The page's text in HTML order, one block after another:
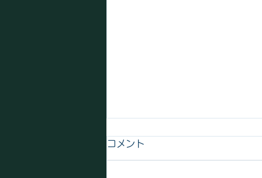
万博閉幕
コメント